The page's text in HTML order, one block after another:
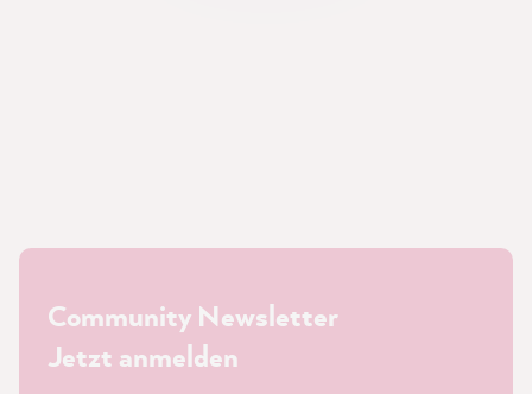
Community Newsletter
Jetzt anmelden